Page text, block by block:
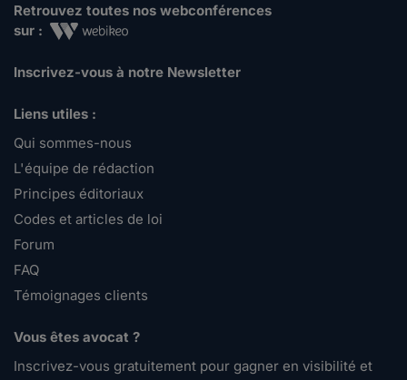
Retrouvez toutes nos webconférences
sur :
Inscrivez-vous à notre Newsletter
Liens utiles :
Qui sommes-nous
L'équipe de rédaction
Principes éditoriaux
Codes et articles de loi
Forum
FAQ
Témoignages clients
Vous êtes avocat ?
Inscrivez-vous gratuitement pour gagner en visibilité et